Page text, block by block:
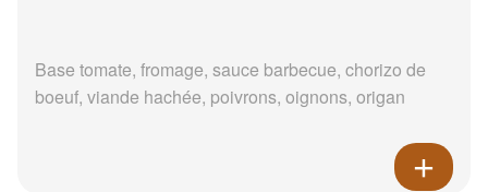
Base tomate, fromage, sauce barbecue, chorizo de
boeuf, viande hachée, poivrons, oignons, origan